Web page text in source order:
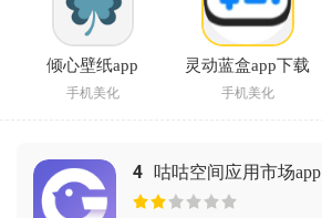
倾心壁纸app
手机美化
灵动蓝盒app下载
手机美化
4 咕咕空间应用市场app